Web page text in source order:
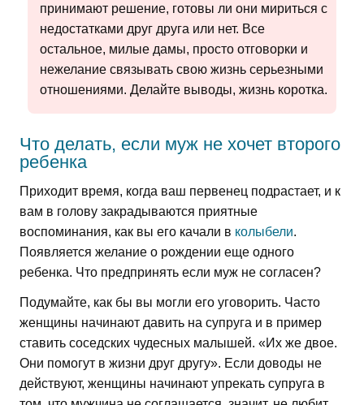
принимают решение, готовы ли они мириться с
недостатками друг друга или нет. Все
остальное, милые дамы, просто отговорки и
нежелание связывать свою жизнь серьезными
отношениями. Делайте выводы, жизнь коротка.
Что делать, если муж не хочет второго
ребенка
Приходит время, когда ваш первенец подрастает, и к
вам в голову закрадываются приятные
воспоминания, как вы его качали в колыбели.
Появляется желание о рождении еще одного
ребенка. Что предпринять если муж не согласен?
Подумайте, как бы вы могли его уговорить. Часто
женщины начинают давить на супруга и в пример
ставить соседских чудесных малышей. «Их же двое.
Они помогут в жизни друг другу». Если доводы не
действуют, женщины начинают упрекать супруга в